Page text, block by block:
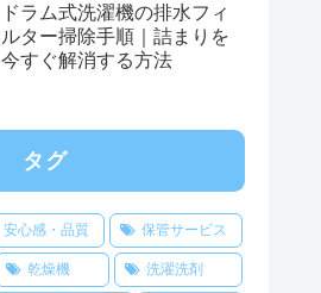
ドラム式洗濯機の排水フィ
ルター掃除手順｜詰まりを
今すぐ解消する方法
タグ
安心感・品質 保管サービス
乾燥機 洗濯洗剤